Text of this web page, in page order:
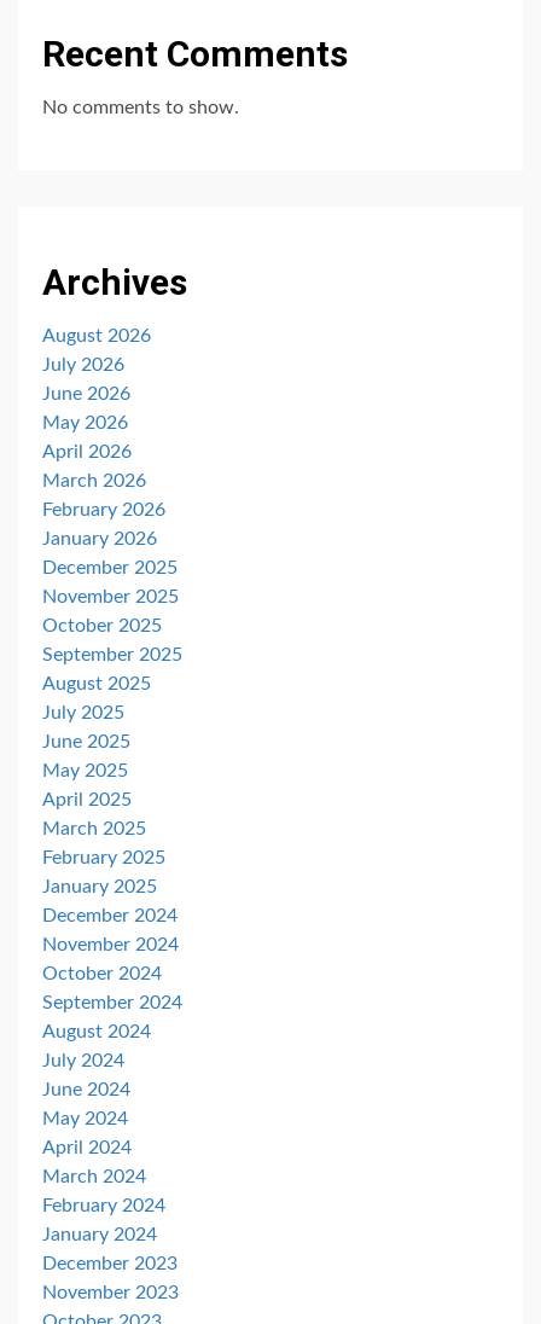
Recent Comments
No comments to show.
Archives
August 2026
July 2026
June 2026
May 2026
April 2026
March 2026
February 2026
January 2026
December 2025
November 2025
October 2025
September 2025
August 2025
July 2025
June 2025
May 2025
April 2025
March 2025
February 2025
January 2025
December 2024
November 2024
October 2024
September 2024
August 2024
July 2024
June 2024
May 2024
April 2024
March 2024
February 2024
January 2024
December 2023
November 2023